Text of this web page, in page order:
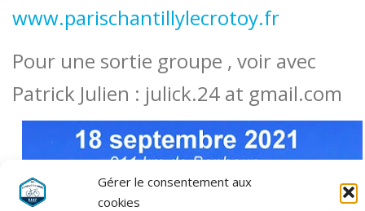
Gérer le consentement aux
cookies
www.parischantillylecrotoy.fr
Pour une sortie groupe , voir avec
Patrick Julien : julick.24 at gmail.com